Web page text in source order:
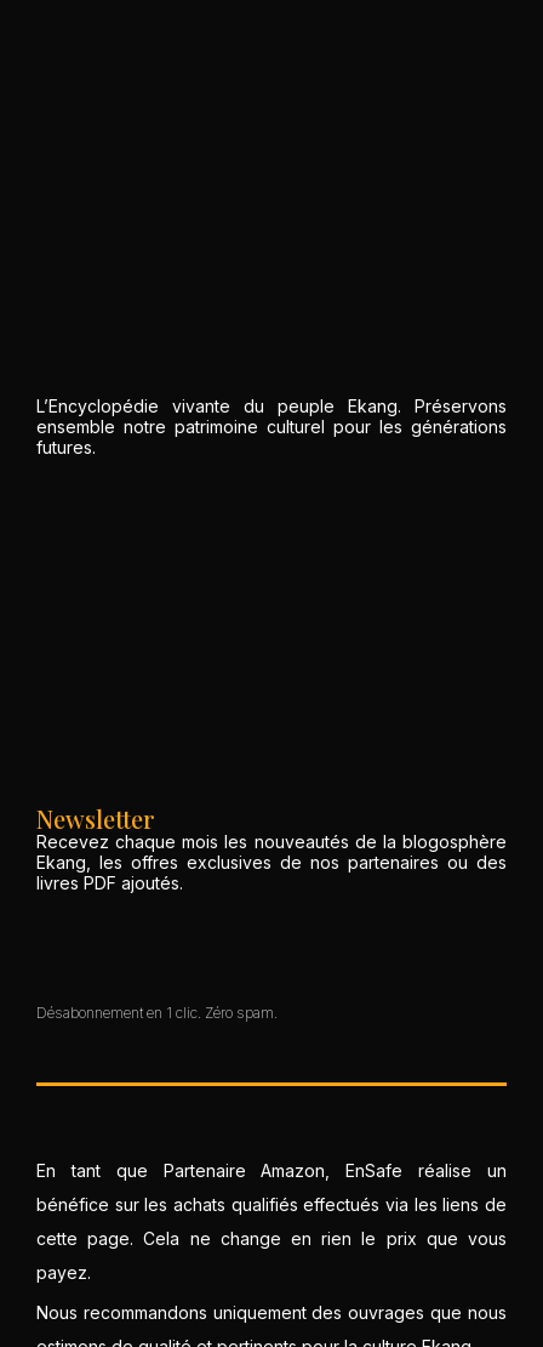
L’Encyclopédie vivante du peuple Ekang. Préservons
ensemble notre patrimoine culturel pour les générations
futures.
Newsletter
Recevez chaque mois les nouveautés de la blogosphère
Ekang, les offres exclusives de nos partenaires ou des
livres PDF ajoutés.
Désabonnement en 1 clic. Zéro spam.
En tant que Partenaire Amazon, EnSafe réalise un
bénéfice sur les achats qualifiés effectués via les liens de
cette page. Cela ne change en rien le prix que vous
payez.
Nous recommandons uniquement des ouvrages que nous